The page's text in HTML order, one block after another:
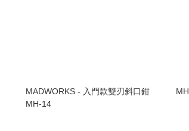
MADWORKS - 入門款雙刃斜口鉗
MH-14